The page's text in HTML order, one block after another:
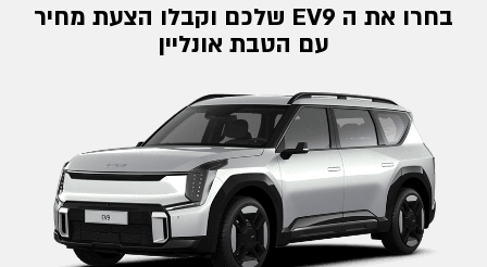
בחרו את ה EV9 שלכם וקבלו הצעת מחיר
עם הטבת אונליין